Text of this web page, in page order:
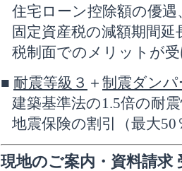
住宅ローン控除額の優遇
固定資産税の減額期間延
税制面でのメリットが
■ 耐震等級 ３ ＋ 制震ダンパ
建築基準法の1.5倍の耐
地震保険の割引（最大50
現地のご案内・資料請求